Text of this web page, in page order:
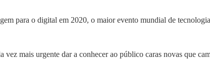
para o digital em 2020, o maior evento mundial de
vez mais urgente dar a conhecer ao público caras novas que